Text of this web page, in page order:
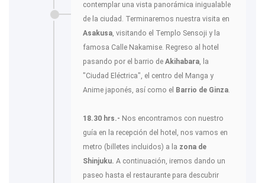
contemplar una vista panorámica inigualable
de la ciudad. Terminaremos nuestra visita en
Asakusa, visitando el Templo Sensoji y la
famosa Calle Nakamise. Regreso al hotel
pasando por el barrio de Akihabara, la
"Ciudad Eléctrica", el centro del Manga y
Anime japonés, así como el Barrio de Ginza.
18.30 hrs.- Nos encontramos con nuestro
guía en la recepción del hotel, nos vamos en
metro (billetes incluidos) a la zona de
Shinjuku. A continuación, iremos dando un
paseo hasta el restaurante para descubrir